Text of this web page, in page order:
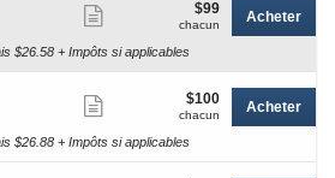
plus
de
$99
chacun
$99
chacun Acheter
$26.58 + Impôts si applicables
plus
de
$100
chacun
$100
chacun Acheter
$26.88 + Impôts si applicables